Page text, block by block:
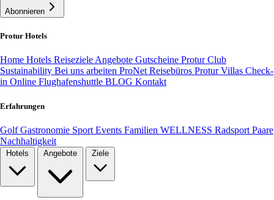
Abonnieren
Protur Hotels
Home Hotels Reiseziele Angebote Gutscheine Protur Club
Sustainability Bei uns arbeiten ProNet Reisebüros Protur Villas Check-
in Online Flughafenshuttle BLOG Kontakt
Erfahrungen
GolfGastronomie Sport Events Familien WELLNESS Radsport Paare
Nachhaltigkeit